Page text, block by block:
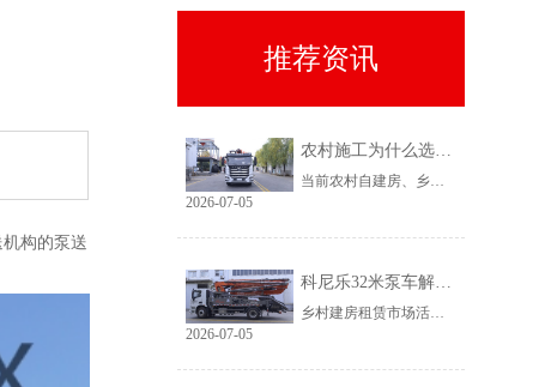
构的泵送
推荐资讯
农村施工为什么选择科尼乐32米泵车
当前农村自建房、乡镇小型基建需求持续上涨，乡镇泵车租赁需求稳定、回款快，是很多租赁老板的核心盈利市场。但农村工况复杂、场地受限、料况不稳定，传统大机型进场难、闲置高，杂牌小机型配置缩水、故障多、运维贵。综合工况适配性、稳定性、性价比来看，科尼乐32米泵车凭借均衡的参数配置和乡镇专属性能，成为农村施工的黄金主力机型。
2026-07-05
科尼乐32米泵车解决乡村窄巷通行难题
乡村建房租赁市场活源充足，但普遍存在路况差、场地窄、就位难等问题。传统大臂架泵车车身宽、轴距长、支腿占用空间大，受限于乡村路况，大量乡镇工地无法进场施工，导致很多租赁老板明明有活却接不到，严重限制接单范围与全年收益。科尼乐32米泵车从结构层面专项优化，彻底破解乡村窄巷通行、就位、施工三大痛点。
2026-07-05